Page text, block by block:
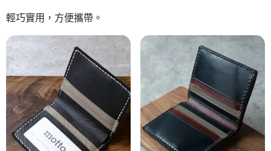
輕巧實用，方便攜帶。